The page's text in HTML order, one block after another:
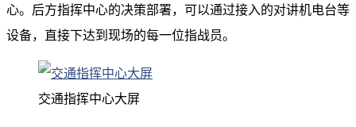
心。后方指挥中心的决策部署，可以通过接入的对讲机电台等
设备，直接下达到现场的每一位指战员。
交通指挥中心大屏